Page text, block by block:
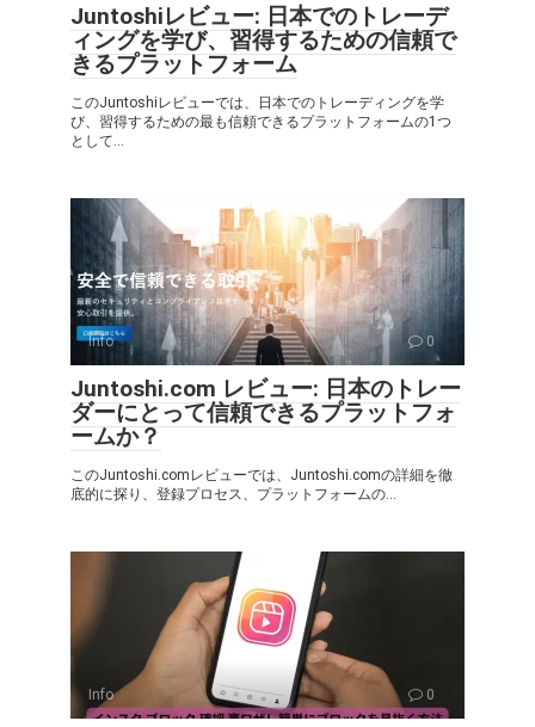
Juntoshiレビュー: 日本でのトレーデ
ィングを学び、習得するための信頼で
きるプラットフォーム
このJuntoshiレビューでは、日本でのトレーディングを学
び、習得するための最も信頼できるプラットフォームの1つ
として...
Info 0
Juntoshi.com レビュー: 日本のトレー
ダーにとって信頼できるプラットフォ
ームか？
このJuntoshi.comレビューでは、Juntoshi.comの詳細を徹
底的に探り、登録プロセス、プラットフォームの...
Info 0